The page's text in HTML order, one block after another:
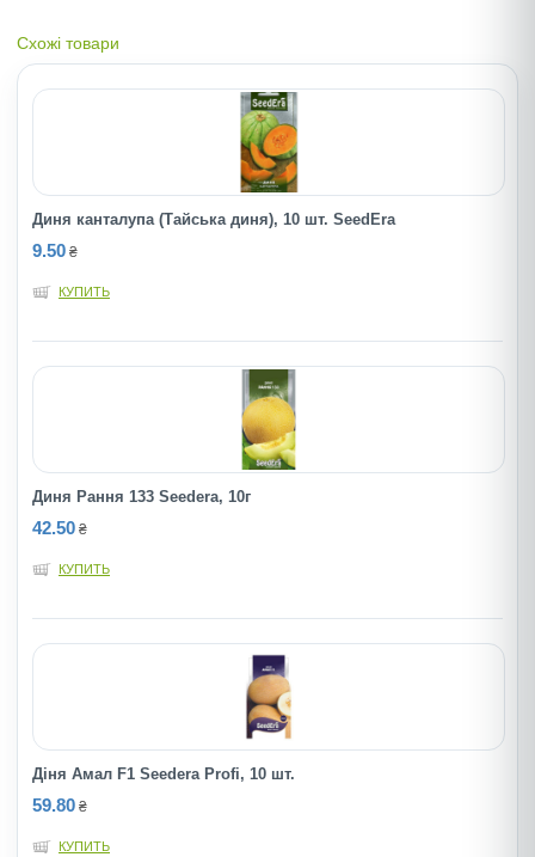
Схожі товари
Диня канталупа (Тайська диня), 10 шт. SeedEra
9.50 ₴
КУПИТЬ
Диня Рання 133 Seedera, 10г
42.50 ₴
КУПИТЬ
Діня Амал F1 Seedera Profi, 10 шт.
59.80 ₴
КУПИТЬ